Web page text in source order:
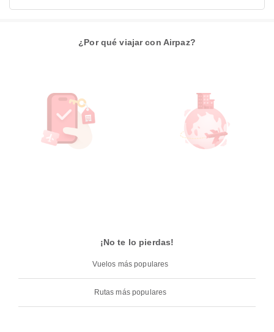
¿Por qué viajar con Airpaz?
¡No te lo pierdas!
Vuelos más populares
Rutas más populares